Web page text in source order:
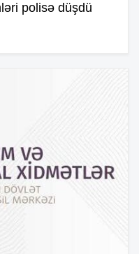
polisə düşdü